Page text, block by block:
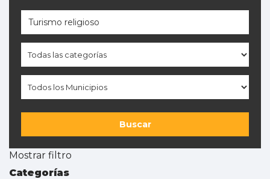
Buscar
Mostrar filtro
Categorías